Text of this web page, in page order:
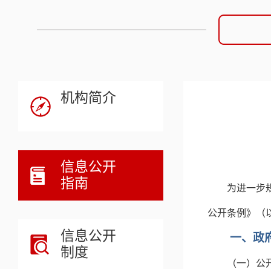
机构简介
信息公开
指南
信息公开
制度
为进一步
公开条例》（
一、政
（一）